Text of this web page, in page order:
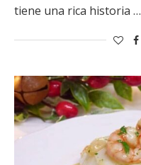
tiene una rica historia …